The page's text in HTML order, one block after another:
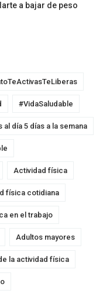
a bajar de peso
#VidaSaludable
al día 5 días a la semana
Actividad física
física cotidiana
en el trabajo
Adultos mayores
la actividad física